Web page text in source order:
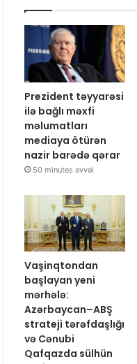
Prezident təyyarəsi
ilə bağlı məxfi
məlumatları
mediaya ötürən
nazir barədə qərar
50 minutes əvvəl
Vaşinqtondan
başlayan yeni
mərhələ:
Azərbaycan–ABŞ
strateji tərəfdaşlığı
və Cənubi
Qafqazda sülhün